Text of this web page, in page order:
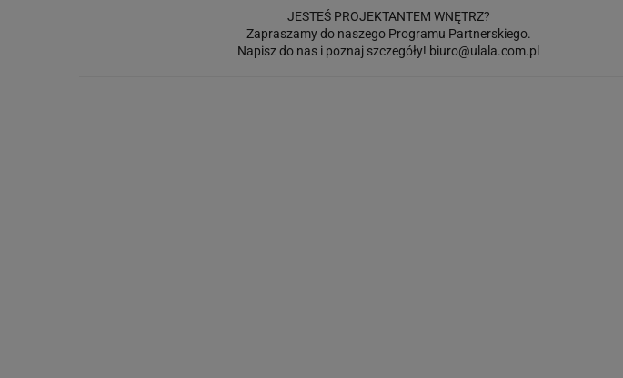
JESTEŚ PROJEKTANTEM WNĘTRZ?
Zapraszamy do naszego Programu Partnerskiego.
Napisz do nas i poznaj szczegóły! biuro@ulala.com.pl